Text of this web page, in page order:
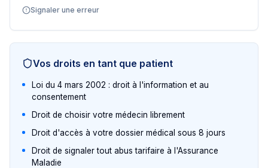
Signaler une erreur
Vos droits en tant que patient
Loi du 4 mars 2002 : droit à l'information et au
consentement
Droit de choisir votre médecin librement
Droit d'accès à votre dossier médical sous 8 jours
Droit de signaler tout abus tarifaire à l'Assurance
Maladie